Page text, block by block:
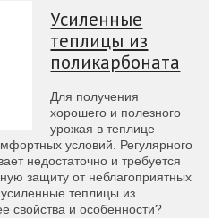
Усиленные
теплицы из
поликарбоната
Для получения
хорошего и полезного
урожая в теплице
условий. Регулярного
недостаточно и требуется
защиту от неблагоприятных
теплицы из
свойства и особенности?